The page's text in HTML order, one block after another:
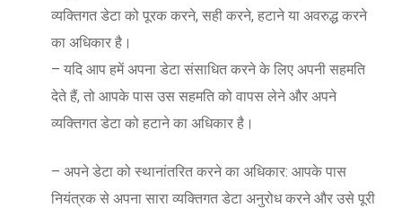
व्यक्तिगत डेटा को पूरक करने, सही करने, हटाने या अवरुद्ध करने
का अधिकार है।
– यदि आप हमें अपना डेटा संसाधित करने के लिए अपनी सहमति
देते हैं, तो आपके पास उस सहमति को वापस लेने और अपने
व्यक्तिगत डेटा को हटाने का अधिकार है।
– अपने डेटा को स्थानांतरित करने का अधिकार: आपके पास
नियंत्रक से अपना सारा व्यक्तिगत डेटा अनुरोध करने और उसे पूरी